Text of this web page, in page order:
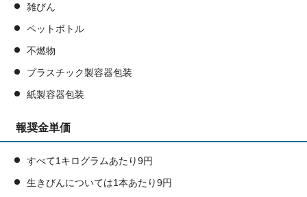
雑びん
ペットボトル
不燃物
プラスチック製容器包装
紙製容器包装
報奨金単価
すべて1キログラムあたり9円
生きびんについては1本あたり9円